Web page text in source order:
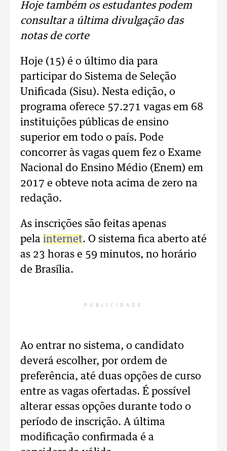
Hoje também os estudantes podem
consultar a última divulgação das
notas de corte
Hoje (15) é o último dia para
participar do Sistema de Seleção
Unificada (Sisu). Nesta edição, o
programa oferece 57.271 vagas em 68
instituições públicas de ensino
superior em todo o país. Pode
concorrer às vagas quem fez o Exame
Nacional do Ensino Médio (Enem) em
2017 e obteve nota acima de zero na
redação.
As inscrições são feitas apenas
pela internet. O sistema fica aberto até
as 23 horas e 59 minutos, no horário
de Brasília.
PUBLICIDADE
Ao entrar no sistema, o candidato
deverá escolher, por ordem de
preferência, até duas opções de curso
entre as vagas ofertadas. É possível
alterar essas opções durante todo o
período de inscrição. A última
modificação confirmada é a